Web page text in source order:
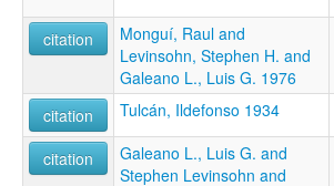
citation
Monguí, Raul and
Levinsohn, Stephen H. and
Galeano L., Luis G. 1976
citation Tulcán, Ildefonso 1934
citation
Galeano L., Luis G. and
Stephen Levinsohn and